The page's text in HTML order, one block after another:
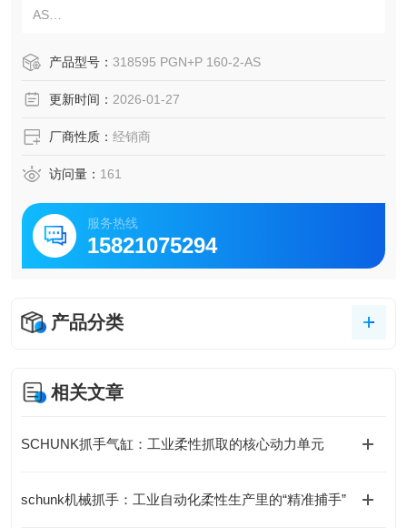
AS
单指行程: 8 mm
产品型号： 318595 PGN+P 160-2-AS
更新时间： 2026-01-27
厂商性质： 经销商
访问量： 161
服务热线
15821075294
产品分类
相关文章
SCHUNK抓手气缸：工业柔性抓取的核心动力单元
schunk机械抓手：工业自动化柔性生产里的“精准捕手”